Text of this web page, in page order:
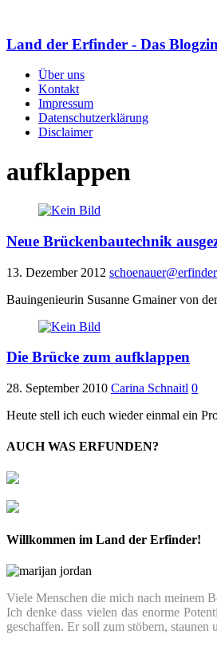
Land der Erfinder - Das
Über uns
Kontakt
Impressum
Datenschutzerklärung
Disclaimer
aufklappen
Neue Brückenbautechnik
13. Dezember 2012
Bauingenieurin Susanne Gmainer von
Die Brücke zum aufklappen
28. September 2010 Carina Schnaitl 0
Heute stell ich euch wieder einmal ein
AUCH WAS ERFUNDEN?
Willkommen im Land der Erfinder!
Viele Menschen die mich nach meinem
Ich denke dass vielen das enorme
geschaffen. Er soll zum stöbern, staunen